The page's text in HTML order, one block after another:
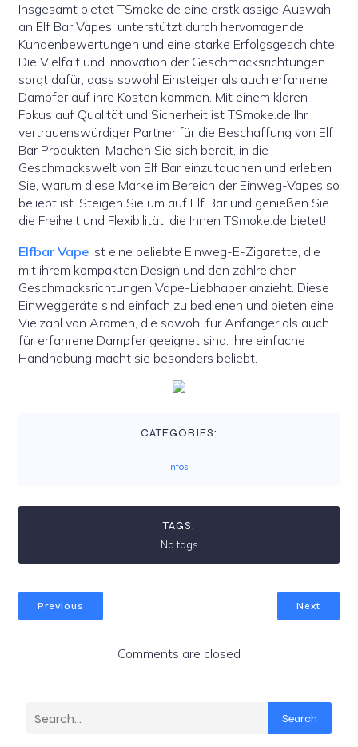
Insgesamt bietet TSmoke.de eine erstklassige Auswahl
an Elf Bar Vapes, unterstützt durch hervorragende
Kundenbewertungen und eine starke Erfolgsgeschichte.
Die Vielfalt und Innovation der Geschmacksrichtungen
sorgt dafür, dass sowohl Einsteiger als auch erfahrene
Dampfer auf ihre Kosten kommen. Mit einem klaren
Fokus auf Qualität und Sicherheit ist TSmoke.de Ihr
vertrauenswürdiger Partner für die Beschaffung von Elf
Bar Produkten. Machen Sie sich bereit, in die
Geschmackswelt von Elf Bar einzutauchen und erleben
Sie, warum diese Marke im Bereich der Einweg-Vapes so
beliebt ist. Steigen Sie um auf Elf Bar und genießen Sie
die Freiheit und Flexibilität, die Ihnen TSmoke.de bietet!
Elfbar Vape ist eine beliebte Einweg-E-Zigarette, die
mit ihrem kompakten Design und den zahlreichen
Geschmacksrichtungen Vape-Liebhaber anzieht. Diese
Einweggeräte sind einfach zu bedienen und bieten eine
Vielzahl von Aromen, die sowohl für Anfänger als auch
für erfahrene Dampfer geeignet sind. Ihre einfache
Handhabung macht sie besonders beliebt.
CATEGORIES:
Infos
TAGS:
No tags
Previous Next
Comments are closed
Search